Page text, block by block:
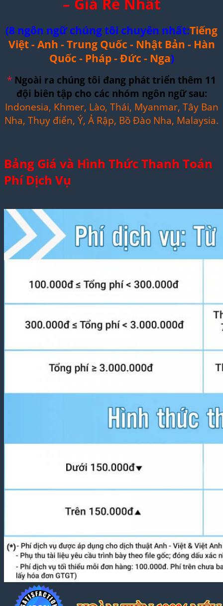
(8 ngôn ngữ chúng tôi chuyên nhất:Tiếng
Việt - Anh - Trung Quốc - Nhật Bản - Hàn
Quốc - Pháp - Đức - Nga)
* Ngoài ra chúng tôi đang phát triển thêm 11
đội biên tập cho các nhóm ngôn ngữ sau:
Indonesia, Khmer, Lào, Thái, Myanmar, Tây Ban
Nha, Thụy điển, Ý, Ả Rập, Bồ Đào Nha, Malaysia.
Bảng Giá và Hình Thức Thanh Toán
Phí Dịch Vụ